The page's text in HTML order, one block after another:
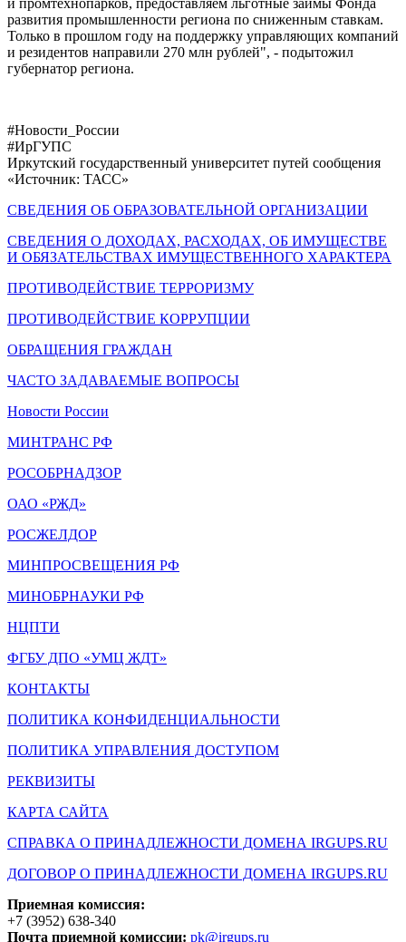
развития промышленности региона по сниженным ставкам.
Только в прошлом году на поддержку управляющих компаний
и резидентов направили 270 млн рублей", - подытожил
губернатор региона.
#Новости_России
#ИрГУПС
Иркутский государственный университет путей сообщения
«Источник: ТАСС»
СВЕДЕНИЯ ОБ ОБРАЗОВАТЕЛЬНОЙ ОРГАНИЗАЦИИ
СВЕДЕНИЯ О ДОХОДАХ, РАСХОДАХ, ОБ ИМУЩЕСТВЕ
И ОБЯЗАТЕЛЬСТВАХ ИМУЩЕСТВЕННОГО ХАРАКТЕРА
ПРОТИВОДЕЙСТВИЕ ТЕРРОРИЗМУ
ПРОТИВОДЕЙСТВИЕ КОРРУПЦИИ
ОБРАЩЕНИЯ ГРАЖДАН
ЧАСТО ЗАДАВАЕМЫЕ ВОПРОСЫ
Новости России
МИНТРАНС РФ
РОСОБРНАДЗОР
ОАО «РЖД»
РОСЖЕЛДОР
МИНПРОСВЕЩЕНИЯ РФ
МИНОБРНАУКИ РФ
НЦПТИ
ФГБУ ДПО «УМЦ ЖДТ»
КОНТАКТЫ
ПОЛИТИКА КОНФИДЕНЦИАЛЬНОСТИ
ПОЛИТИКА УПРАВЛЕНИЯ ДОСТУПОМ
РЕКВИЗИТЫ
КАРТА САЙТА
СПРАВКА О ПРИНАДЛЕЖНОСТИ ДОМЕНА IRGUPS.RU
ДОГОВОР О ПРИНАДЛЕЖНОСТИ ДОМЕНА IRGUPS.RU
Приемная комиссия:
+7 (3952) 638-340
Почта приемной комиссии: pk@irgups.ru